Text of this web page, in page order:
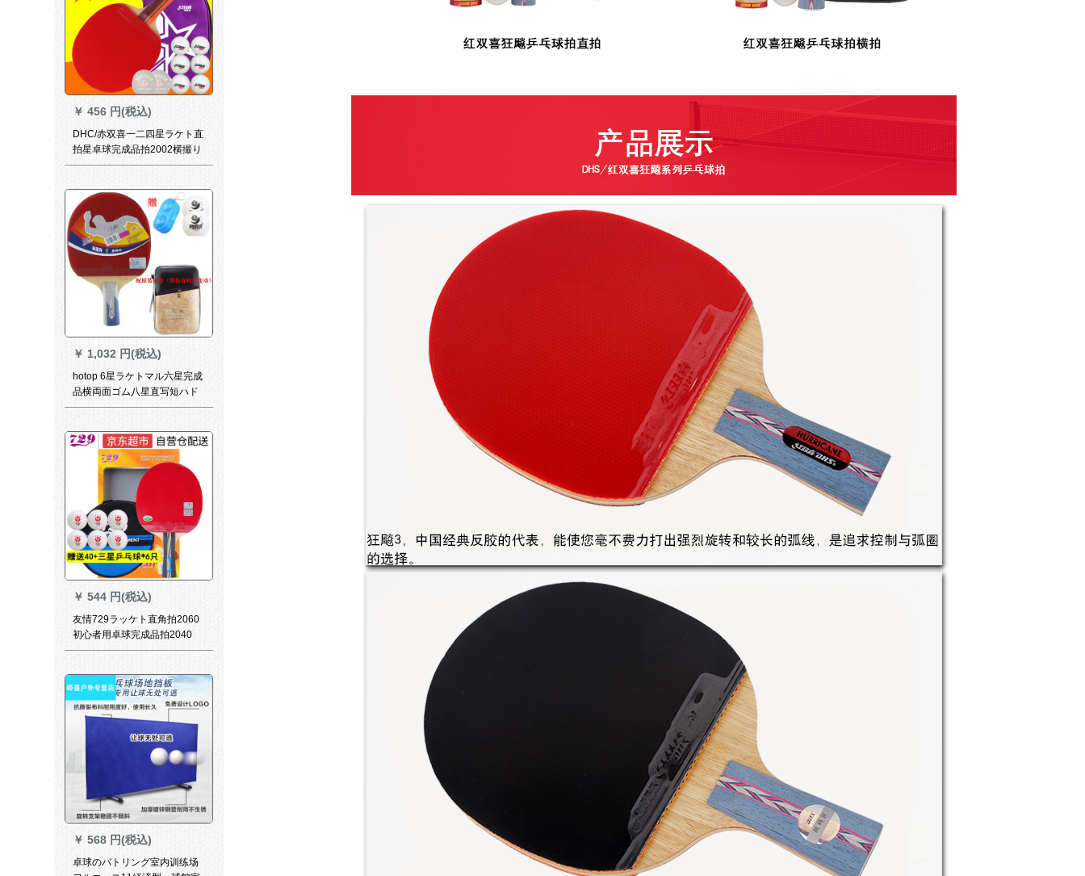
￥ 456 円(税込)
DHC/赤双喜一二四星ラケト直
拍星卓球完成品拍2002横撮り
単球+6球+2保護膜
￥ 1,032 円(税込)
hotop 6星ラケトマル六星完成
品横両面ゴム八星直写短ハド
ンドラル
￥ 544 円(税込)
友情729ラッケト直角拍2060
初心者用卓球完成品拍2040
￥ 568 円(税込)
卓球のバトリング室内训练场